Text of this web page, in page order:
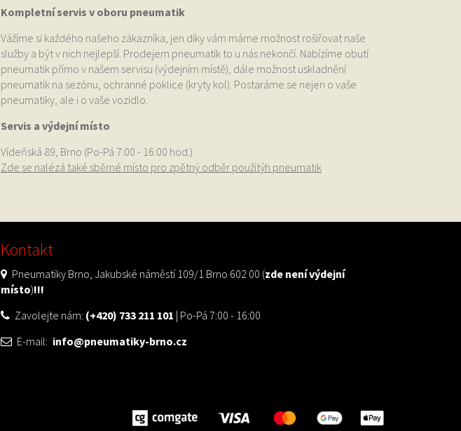
Kompletní servis v oboru pneumatik
Vážíme si každého našeho zákazníka, jen díky vám máme možnost rošiřovat naše
služby a být v nich nejlepší. Prodejem pneumatik to u nás nekončí. Nabízíme obutí
pneumatik přímo v našem servisu (výdejním místě), dále možnost uskladnění
pneumatik na sezónu, ochranné poklice (kryty kol). Postaráme se nejen o vaše
pneumatiky, ale i o vaše vozidlo.
Servis a výdejní místo
Vídeňská 89, Brno (Po-Pá 7:00 - 16:00 hod.)
Zde se nalézá také sběrné místo pro zpětný odběr použitýh pneumatik
Kontakt
Pneumatiky Brno, Jakubské náměstí 109/1 Brno 602 00 (zde není výdejní
místo)!!!
Zavolejte nám: (+420) 733 211 101 | Po-Pá 7:00 - 16:00
E-mail: info@pneumatiky-brno.cz